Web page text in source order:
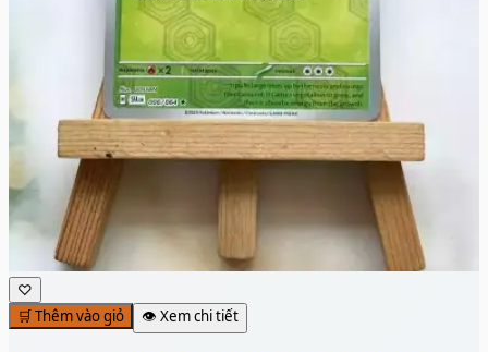
♡
🛒 Thêm vào giỏ
👁️ Xem chi tiết